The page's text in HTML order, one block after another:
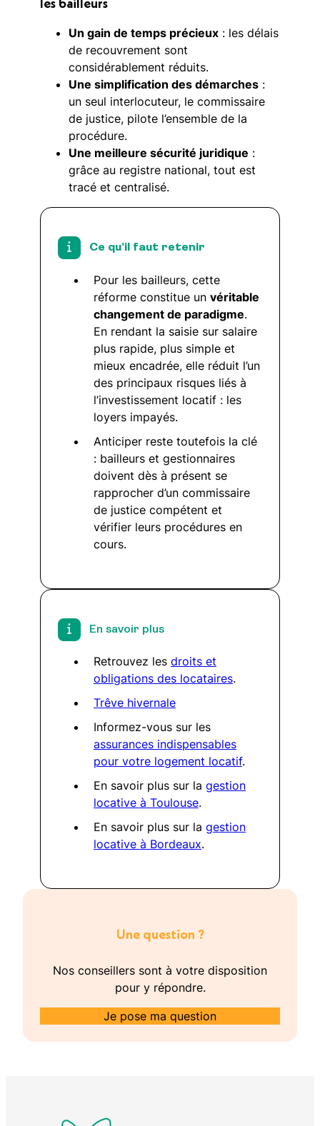
Un gain de temps précieux : les délais
de recouvrement sont
considérablement réduits.
Une simplification des démarches :
un seul interlocuteur, le commissaire
de justice, pilote l’ensemble de la
procédure.
Une meilleure sécurité juridique :
grâce au registre national, tout est
tracé et centralisé.
Ce qu’il faut retenir
Pour les bailleurs, cette
réforme constitue un véritable
changement de paradigme.
En rendant la saisie sur salaire
plus rapide, plus simple et
mieux encadrée, elle réduit l’un
des principaux risques liés à
l’investissement locatif : les
loyers impayés.
Anticiper reste toutefois la clé
: bailleurs et gestionnaires
doivent dès à présent se
rapprocher d’un commissaire
de justice compétent et
vérifier leurs procédures en
cours.
En savoir plus
Retrouvez les droits et
obligations des locataires.
Trêve hivernale
Informez-vous sur les
assurances indispensables
pour votre logement locatif.
En savoir plus sur la gestion
locative à Toulouse.
En savoir plus sur la gestion
locative à Bordeaux.
Une question ?
Nos conseillers sont à votre disposition
pour y répondre.
Je pose ma question